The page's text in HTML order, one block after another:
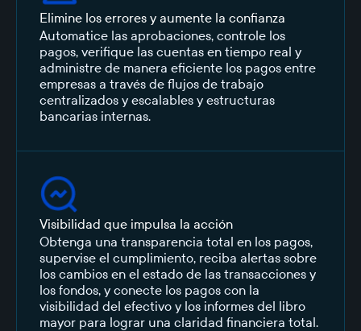
Elimine los errores y aumente la confianza
Automatice las aprobaciones, controle los
pagos, verifique las cuentas en tiempo real y
administre de manera eficiente los pagos entre
empresas a través de flujos de trabajo
centralizados y escalables y estructuras
bancarias internas.
Visibilidad que impulsa la acción
Obtenga una transparencia total en los pagos,
supervise el cumplimiento, reciba alertas sobre
los cambios en el estado de las transacciones y
los fondos, y conecte los pagos con la
visibilidad del efectivo y los informes del libro
mayor para lograr una claridad financiera total.